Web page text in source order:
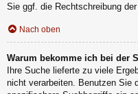
Sie ggf. die Rechtschreibung
Nach oben
Warum bekomme ich bei der
Ihre Suche lieferte zu viele
nicht verarbeiten. Benutzen Sie